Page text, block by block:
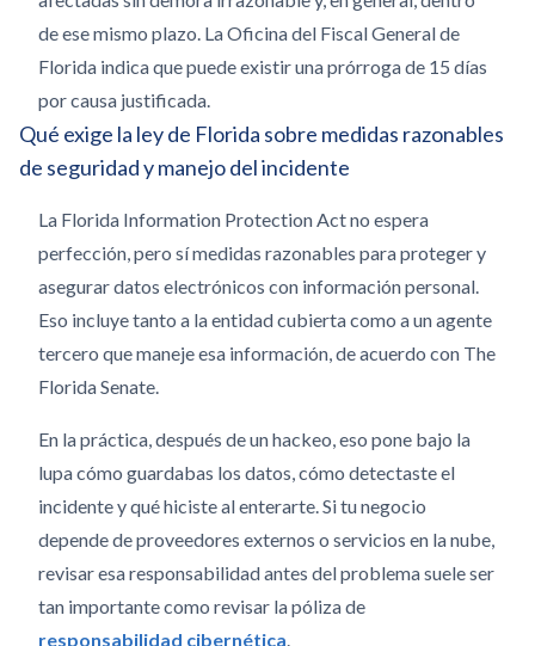
de ese mismo plazo. La Oficina del Fiscal General de
Florida indica que puede existir una prórroga de 15 días
por causa justificada.
Qué exige la ley de Florida sobre medidas razonables
de seguridad y manejo del incidente
La Florida Information Protection Act no espera
perfección, pero sí medidas razonables para proteger y
asegurar datos electrónicos con información personal.
Eso incluye tanto a la entidad cubierta como a un agente
tercero que maneje esa información, de acuerdo con The
Florida Senate.
En la práctica, después de un hackeo, eso pone bajo la
lupa cómo guardabas los datos, cómo detectaste el
incidente y qué hiciste al enterarte. Si tu negocio
depende de proveedores externos o servicios en la nube,
revisar esa responsabilidad antes del problema suele ser
tan importante como revisar la póliza de
responsabilidad cibernética.